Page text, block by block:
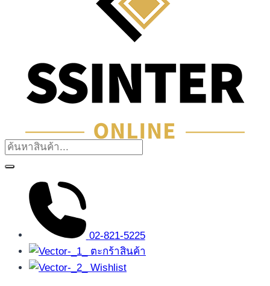
02-821-5225
ตะกร้าสินค้า
Wishlist